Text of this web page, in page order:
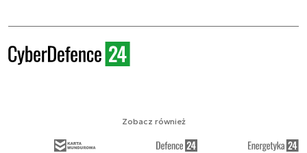
Zobacz również